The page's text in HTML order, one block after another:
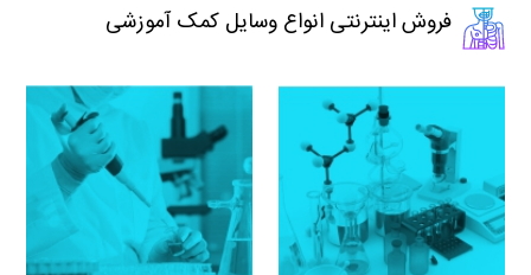
فروش اینترنتی انواع وسایل کمک آموزشی